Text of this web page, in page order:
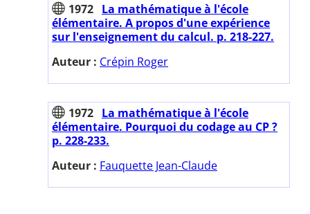
1972 La mathématique à l'école
élémentaire. A propos d'une expérience
sur l'enseignement du calcul. p. 218-227.
Auteur : Crépin Roger
1972 La mathématique à l'école
élémentaire. Pourquoi du codage au CP ?
p. 228-233.
Auteur : Fauquette Jean-Claude